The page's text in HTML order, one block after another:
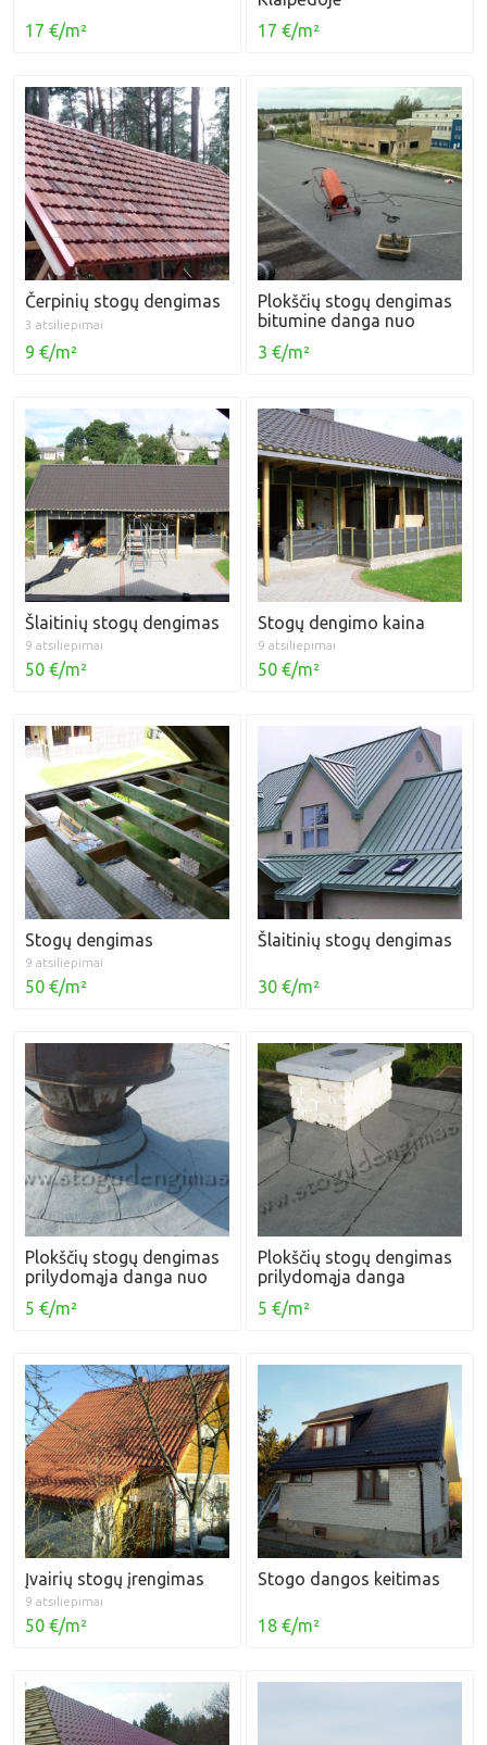
17 €/m²
17 €/m²
Čerpinių stogų dengimas
3 atsiliepimai
9 €/m²
Plokščių stogų dengimas
bitumine danga nuo
3 €/m²
Šlaitinių stogų dengimas
9 atsiliepimai
50 €/m²
Stogų dengimo kaina
9 atsiliepimai
50 €/m²
Stogų dengimas
9 atsiliepimai
50 €/m²
Šlaitinių stogų dengimas
30 €/m²
Plokščių stogų dengimas
prilydomąja danga nuo
5 €/m²
Plokščių stogų dengimas
prilydomąja danga
5 €/m²
Įvairių stogų įrengimas
9 atsiliepimai
50 €/m²
Stogo dangos keitimas
18 €/m²